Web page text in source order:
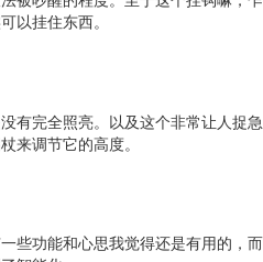
以挂住东西。
完全照亮。以及这个非常让人捉急
来调节它的高度。
功能和心思我觉得还是有用的，而